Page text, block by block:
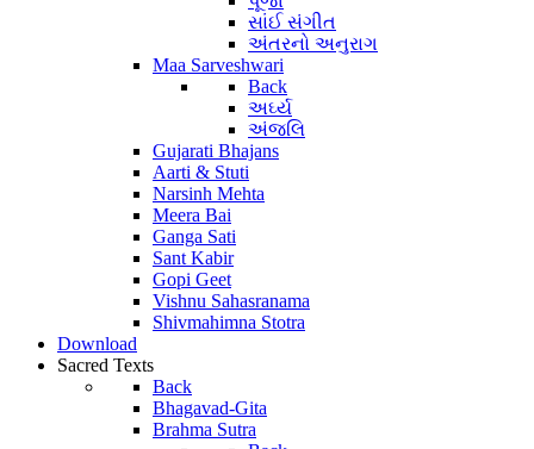
સાંઈ સંગીત
અંતરનો અનુરાગ
Maa Sarveshwari
Back
અર્ઘ્ય
અંજલિ
Gujarati Bhajans
Aarti & Stuti
Narsinh Mehta
Meera Bai
Ganga Sati
Sant Kabir
Gopi Geet
Vishnu Sahasranama
Shivmahimna Stotra
Download
Sacred Texts
Back
Bhagavad-Gita
Brahma Sutra